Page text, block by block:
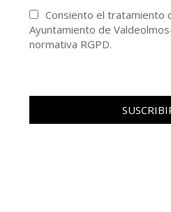
Consiento el tratamiento
Ayuntamiento de
normativa RGPD.